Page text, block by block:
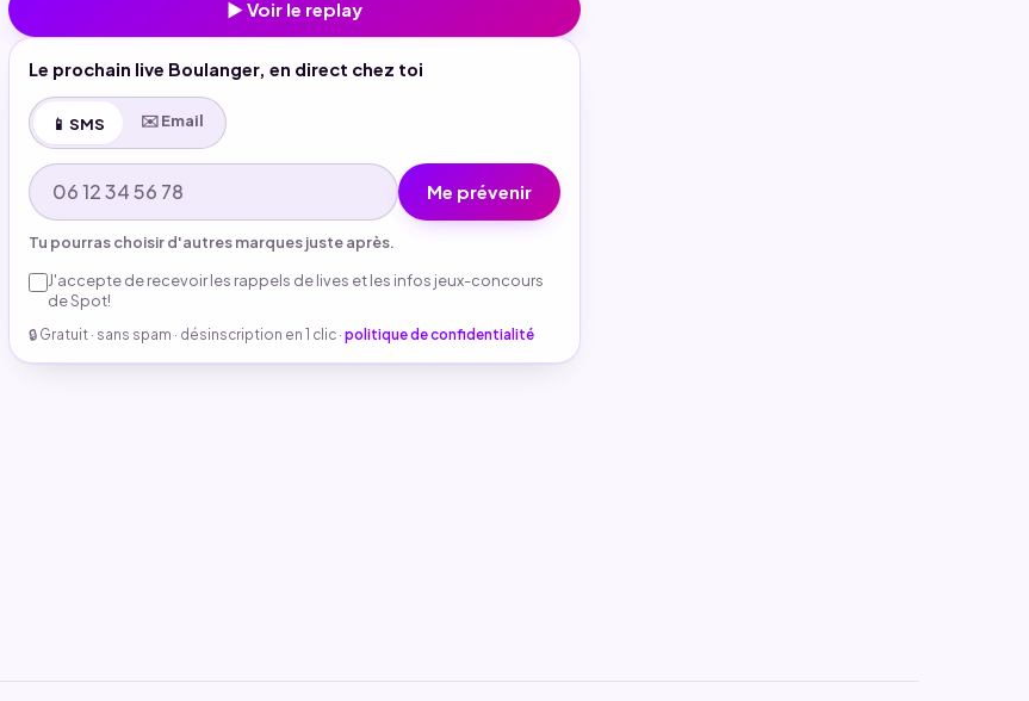
▶ Voir le replay
Le prochain live Boulanger, en direct chez toi
📱 SMS ✉️ Email
Me prévenir
Tu pourras choisir d'autres marques juste après.
J'accepte de recevoir les rappels de lives et les infos jeux-concours
de Spot!
🔒 Gratuit · sans spam · désinscription en 1 clic · politique de confidentialité